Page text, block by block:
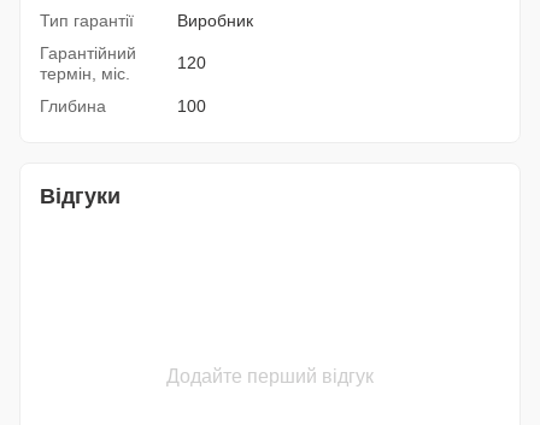
Тип гарантії
Виробник
Гарантійний
термін, міс.
120
Глибина 100
Відгуки
Додайте перший відгук